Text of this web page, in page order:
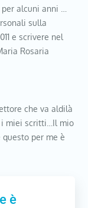
alcuni anni …
sulla
e scrivere nel
Rosaria
che va aldilà
i miei scritti…Il mio
per me è
è